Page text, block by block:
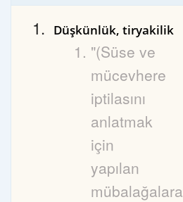
Düşkünlük, tiryakilik
"(Süse ve
mücevhere
iptilasını
anlatmak
için
yapılan
mübalağalara